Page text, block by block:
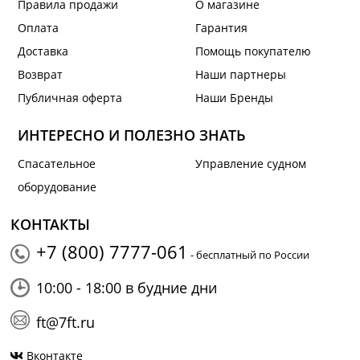
Правила продажи
Оплата
Доставка
Возврат
Публичная оферта
О магазине
Гарантия
Помощь покупателю
Наши партнеры
Наши Бренды
ИНТЕРЕСНО И ПОЛЕЗНО ЗНАТЬ
Спасательное
оборудование
Управление судном
КОНТАКТЫ
+7 (800) 7777-061 - бесплатный по России
10:00 - 18:00 в будние дни
ft@7ft.ru
Вконтакте